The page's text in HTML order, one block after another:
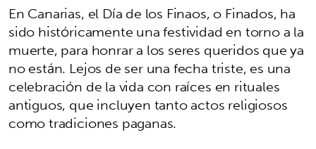
En Canarias, el Día de los Finaos, o Finados, ha
sido históricamente una festividad en torno a la
muerte, para honrar a los seres queridos que ya
no están. Lejos de ser una fecha triste, es una
celebración de la vida con raíces en rituales
antiguos, que incluyen tanto actos religiosos
como tradiciones paganas.